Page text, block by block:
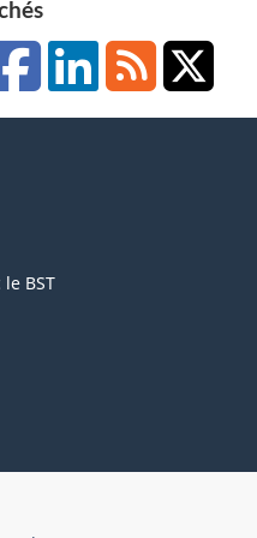
FacebookLinkedInRSS
BST